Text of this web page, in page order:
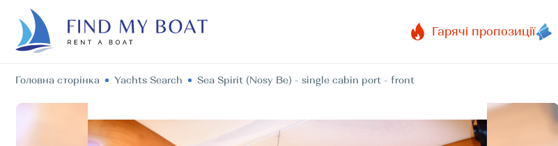
Гарячі пропозиції
Головна сторінка Yachts Search Sea Spirit (Nosy Be) - single cabin port - front